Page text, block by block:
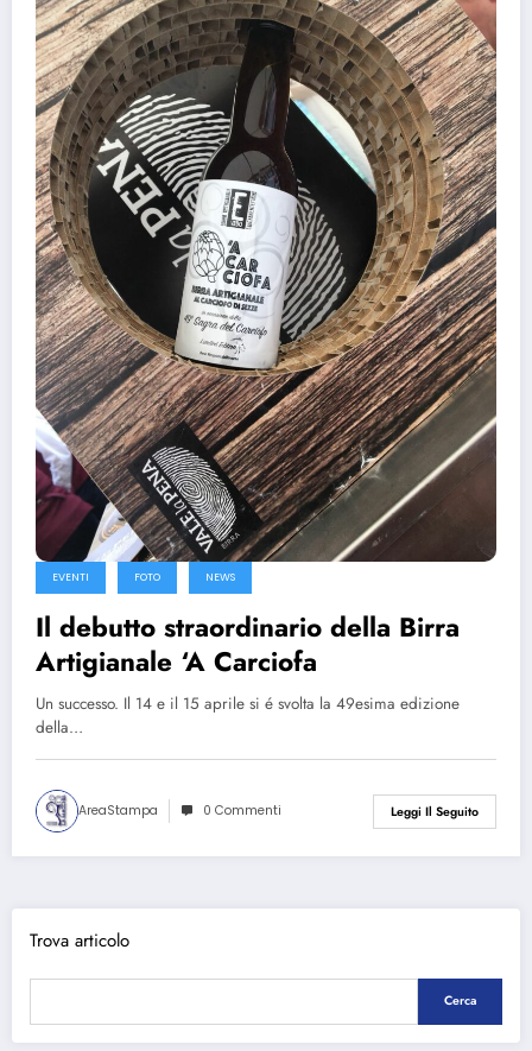
EVENTI FOTO NEWS
Il debutto straordinario della Birra
Artigianale ‘A Carciofa
Un successo. Il 14 e il 15 aprile si é svolta la 49esima edizione
della…
AreaStampa 0 Commenti Leggi Il Seguito
Trova articolo
Cerca